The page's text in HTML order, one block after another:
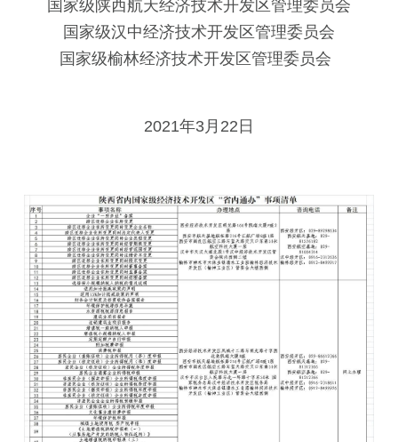
国家级陕西航天经济技术开发区管理委员会
国家级汉中经济技术开发区管理委员会
国家级榆林经济技术开发区管理委员会
2021年3月22日